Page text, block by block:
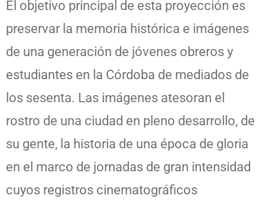
El objetivo principal de esta proyección es
preservar la memoria histórica e imágenes
de una generación de jóvenes obreros y
estudiantes en la Córdoba de mediados de
los sesenta. Las imágenes atesoran el
rostro de una ciudad en pleno desarrollo, de
su gente, la historia de una época de gloria
en el marco de jornadas de gran intensidad
cuyos registros cinematográficos